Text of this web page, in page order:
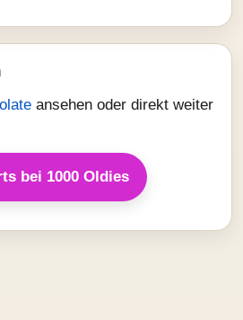
ansehen oder direkt weiter
bei 1000 Oldies